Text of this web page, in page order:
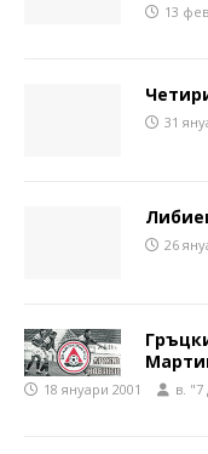
13
31
26
18 януари 2001 в. "7